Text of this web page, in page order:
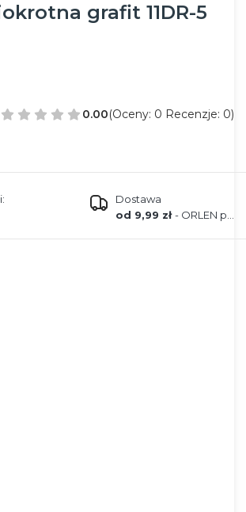
grafit 11DR-5
0.00(Oceny: 0 Recenzje: 0)
Dostawa
od 9,99 zł- ORLEN paczka